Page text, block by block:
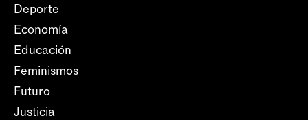
Deporte
Economía
Educación
Feminismos
Futuro
Justicia